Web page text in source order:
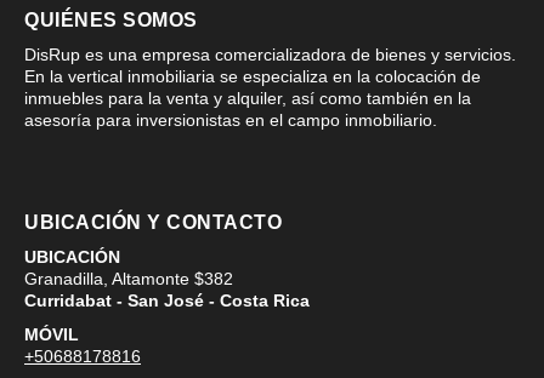
QUIÉNES SOMOS
DisRup es una empresa comercializadora de bienes y servicios.
En la vertical inmobiliaria se especializa en la colocación de
inmuebles para la venta y alquiler, así como también en la
asesoría para inversionistas en el campo inmobiliario.
UBICACIÓN Y CONTACTO
UBICACIÓN
Granadilla, Altamonte $382
Curridabat - San José - Costa Rica
MÓVIL
+50688178816